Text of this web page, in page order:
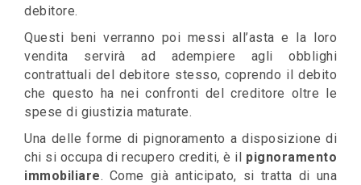
debitore.
Questi beni verranno poi messi all’asta e la loro
vendita servirà ad adempiere agli obblighi
contrattuali del debitore stesso, coprendo il debito
che questo ha nei confronti del creditore oltre le
spese di giustizia maturate.
Una delle forme di pignoramento a disposizione di
chi si occupa di recupero crediti, è il pignoramento
immobiliare. Come già anticipato, si tratta di una